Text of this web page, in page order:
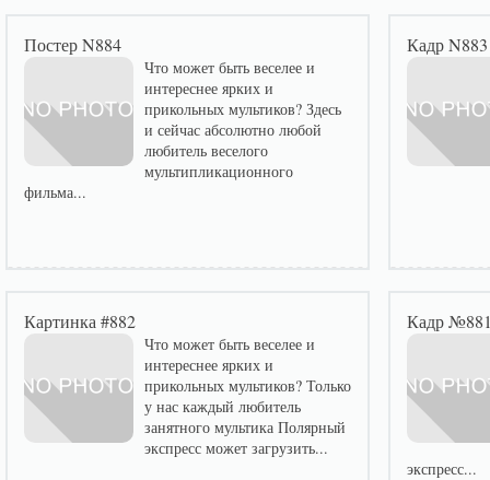
Постер N884
Что может быть веселее и
интереснее ярких и
прикольных мультиков? Здесь
и сейчас абсолютно любой
любитель веселого
мультипликационного
фильма...
Кадр N883
Картинка #882
Что может быть веселее и
интереснее ярких и
прикольных мультиков? Только
у нас каждый любитель
занятного мультика Полярный
экспресс может загрузить...
Кадр
экспресс...